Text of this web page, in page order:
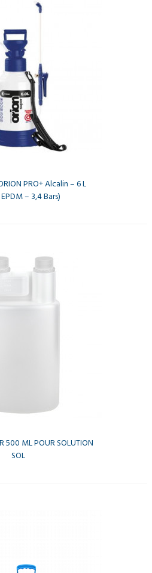
PRO+ Alcalin – 6 L
– 3,4 Bars)
500 ML POUR SOLUTION
SOL